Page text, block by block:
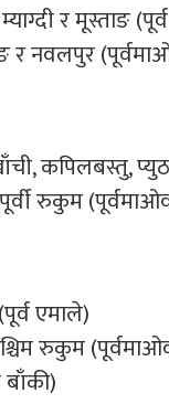
र मूस्ताङ
नवलपुर
कपिलबस्तु,
रुकुम
एमाले)
रुकुम